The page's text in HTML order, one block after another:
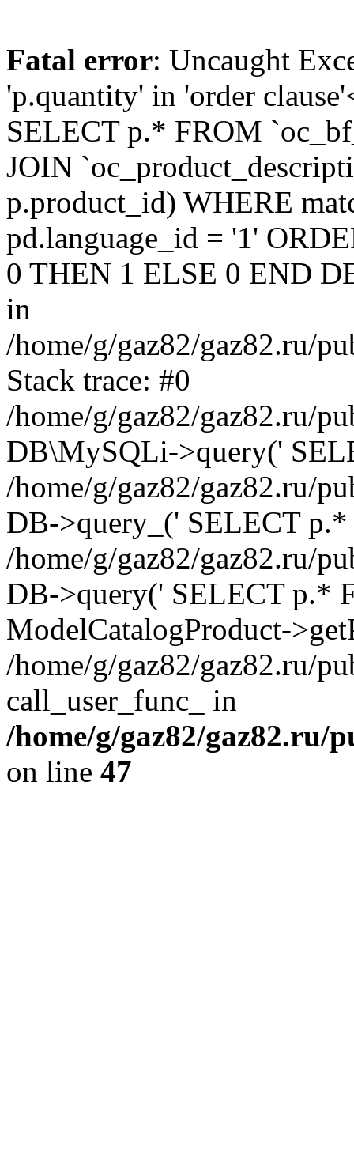
Fatal error: Uncaught
'p.quantity' in 'order
SELECT p.* FROM
JOIN
p.product_id) WHERE
pd.language_id = '1'
0 THEN 1 ELSE 0 END
in
/home/g/gaz82/gaz82.ru/
Stack trace: #0
/home/g/gaz82/gaz82.ru/
DB\MySQLi->query('
/home/g/gaz82/gaz82.ru/
DB->query_(' SELECT
/home/g/gaz82/gaz82.ru/
DB->query(' SELECT p.*
ModelCatalogProduct-
/home/g/gaz82/gaz82.ru/
call_user_func_ in
/home/g/gaz82/
on line 47